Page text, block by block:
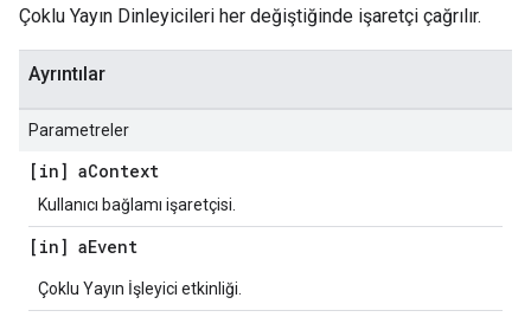
Çoklu Yayın Dinleyicileri her değiştiğinde işaretçi çağrılır.
Ayrıntılar
Parametreler
[in] aContext
Kullanıcı bağlamı işaretçisi.
[in] aEvent
Çoklu Yayın İşleyici etkinliği.